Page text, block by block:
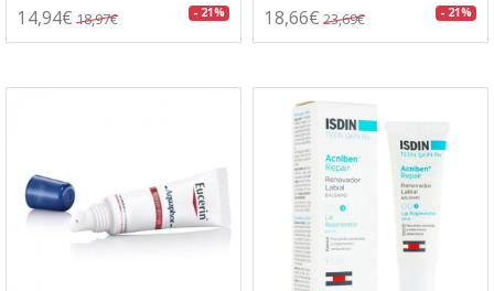
14,94€ 18,97€ - 21% 18,66€ 23,69€ - 21%